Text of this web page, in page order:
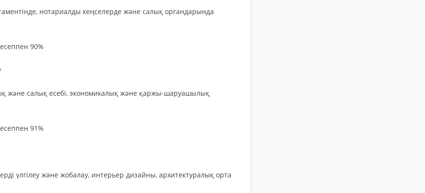
нотариалды кеңселерде және салық органдарында
90%
және салық есебі, экономикалық және қаржы-шаруашылық
91%
үлгілеу және жобалау, интерьер дизайны, архитектуралық орта